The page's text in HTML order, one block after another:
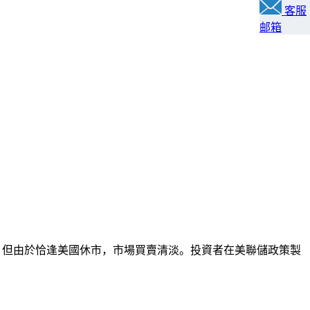
由於恰逢美國休市，市場買賣清淡。投資者在美聯儲政策製
客服
邮箱